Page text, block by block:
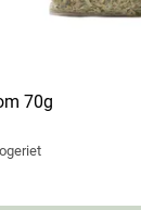
70g
kr